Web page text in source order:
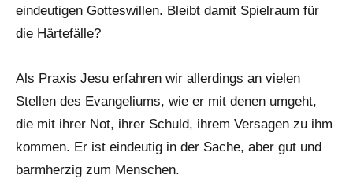
eindeutigen Gotteswillen. Bleibt damit Spielraum für
die Härtefälle?
Als Praxis Jesu erfahren wir allerdings an vielen
Stellen des Evangeliums, wie er mit denen umgeht,
die mit ihrer Not, ihrer Schuld, ihrem Versagen zu ihm
kommen. Er ist eindeutig in der Sache, aber gut und
barmherzig zum Menschen.